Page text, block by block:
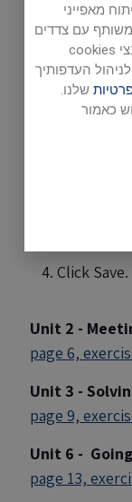
Listen to the
Click the
your text.
To download
Right
Click Save.
Unit 2 -
page 6,
Unit 3 -
page 9,
Unit 6 -
page 13,
מאפייני
עם צדדים
שלישיים. למידע נוסף על אופן השימוש בקבצי cookies
העדפותיך
שלנו.
כאמור